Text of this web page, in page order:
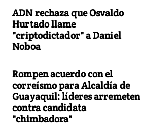
ADN rechaza que Osvaldo
Hurtado llame
"criptodictador" a Daniel
Noboa
Rompen acuerdo con el
correísmo para Alcaldía de
Guayaquil: líderes arremeten
contra candidata
"chimbadora"